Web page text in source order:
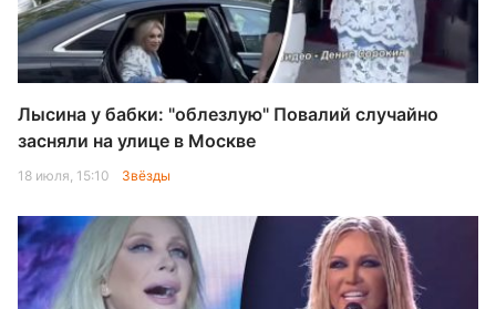
Лысина у бабки: "облезлую" Повалий случайно
засняли на улице в Москве
18 июля, 15:10 Звёзды